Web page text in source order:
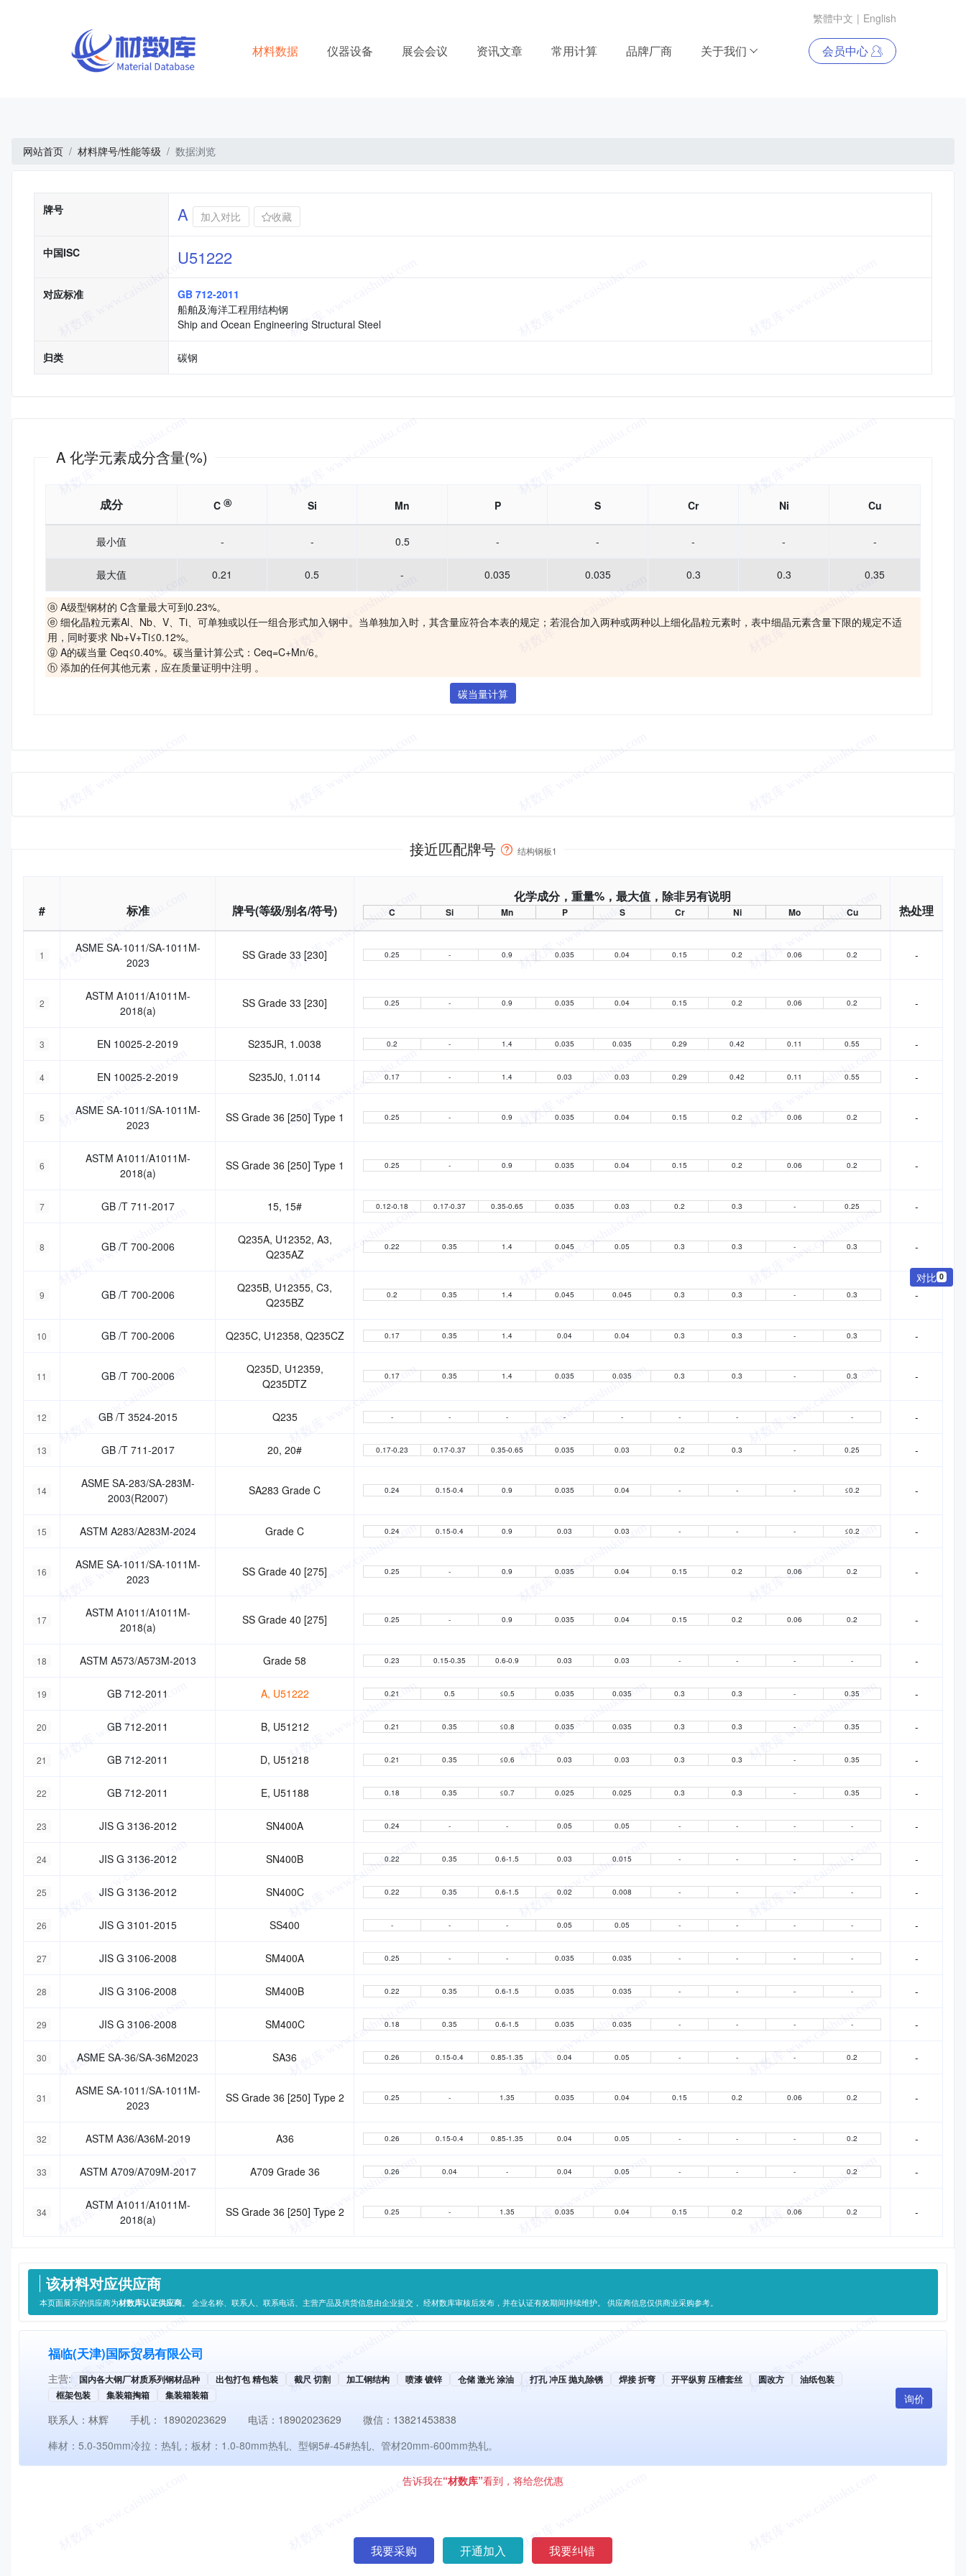
繁體中文 | English
材料数据 仪器设备 展会会议 资讯文章 常用计算 品牌厂商 关于我们 会员中心
网站首页 材料牌号/性能等级 数据浏览
牌号 A 加入对比 收藏
中国ISC U51222
对应标准
GB 712-2011
船舶及海洋工程用结构钢
Ship and Ocean Engineering Structural Steel
归类 碳钢
A 化学元素成分含量(%)
成分 C ⓐ Si Mn P S Cr Ni Cu
最小值 - - 0.5 - - - - -
最大值 0.21 0.5 - 0.035 0.035 0.3 0.3 0.35
ⓐ A级型钢材的 C含量最大可到0.23%。
ⓔ 细化晶粒元素Al、Nb、V、Ti、可单独或以任一组合形式加入钢中。当单独加入时，其含量应符合本表的规定；若混合加入两种或两种以上细化晶粒元素时，表中细晶元素含量下限的规定不适
用，同时要求 Nb+V+Ti≤0.12%。
ⓖ A的碳当量 Ceq≤0.40%。碳当量计算公式：Ceq=C+Mn/6。
ⓗ 添加的任何其他元素，应在质量证明中注明 。
碳当量计算
接近匹配牌号 结构钢板1
# 标准 牌号(等级/别名/符号)
化学成分，重量%，最大值，除非另有说明
C Si Mn P S Cr Ni Mo Cu 热处理
1
ASME SA-1011/SA-1011M-
2023
SS Grade 33 [230] 0.25 - 0.9 0.035 0.04 0.15 0.2 0.06 0.2 -
2
ASTM A1011/A1011M-
2018(a)
SS Grade 33 [230] 0.25 - 0.9 0.035 0.04 0.15 0.2 0.06 0.2 -
3 EN 10025-2-2019 S235JR, 1.0038 0.2 - 1.4 0.035 0.035 0.29 0.42 0.11 0.55 -
4 EN 10025-2-2019 S235J0, 1.0114 0.17 - 1.4 0.03 0.03 0.29 0.42 0.11 0.55 -
5
ASME SA-1011/SA-1011M-
2023
SS Grade 36 [250] Type 1 0.25 - 0.9 0.035 0.04 0.15 0.2 0.06 0.2 -
6
ASTM A1011/A1011M-
2018(a)
SS Grade 36 [250] Type 1 0.25 - 0.9 0.035 0.04 0.15 0.2 0.06 0.2 -
7 GB /T 711-2017 15, 15# 0.12-0.18 0.17-0.37 0.35-0.65 0.035 0.03 0.2 0.3 - 0.25 -
8 GB /T 700-2006
Q235A, U12352, A3,
Q235AZ
0.22 0.35 1.4 0.045 0.05 0.3 0.3 - 0.3 -
9 GB /T 700-2006
Q235B, U12355, C3,
Q235BZ
0.2 0.35 1.4 0.045 0.045 0.3 0.3 - 0.3 -
10 GB /T 700-2006 Q235C, U12358, Q235CZ 0.17 0.35 1.4 0.04 0.04 0.3 0.3 - 0.3 -
11 GB /T 700-2006
Q235D, U12359,
Q235DTZ
0.17 0.35 1.4 0.035 0.035 0.3 0.3 - 0.3 -
12 GB /T 3524-2015 Q235 - - - - - - - - - -
13 GB /T 711-2017 20, 20# 0.17-0.23 0.17-0.37 0.35-0.65 0.035 0.03 0.2 0.3 - 0.25 -
14
ASME SA-283/SA-283M-
2003(R2007)
SA283 Grade C 0.24 0.15-0.4 0.9 0.035 0.04 - - - ≤0.2 -
15 ASTM A283/A283M-2024 Grade C 0.24 0.15-0.4 0.9 0.03 0.03 - - - ≤0.2 -
16
ASME SA-1011/SA-1011M-
2023
SS Grade 40 [275] 0.25 - 0.9 0.035 0.04 0.15 0.2 0.06 0.2 -
17
ASTM A1011/A1011M-
2018(a)
SS Grade 40 [275] 0.25 - 0.9 0.035 0.04 0.15 0.2 0.06 0.2 -
18 ASTM A573/A573M-2013 Grade 58 0.23 0.15-0.35 0.6-0.9 0.03 0.03 - - - - -
19 GB 712-2011 A, U51222 0.21 0.5 ≤0.5 0.035 0.035 0.3 0.3 - 0.35 -
20 GB 712-2011 B, U51212 0.21 0.35 ≤0.8 0.035 0.035 0.3 0.3 - 0.35 -
21 GB 712-2011 D, U51218 0.21 0.35 ≤0.6 0.03 0.03 0.3 0.3 - 0.35 -
22 GB 712-2011 E, U51188 0.18 0.35 ≤0.7 0.025 0.025 0.3 0.3 - 0.35 -
23 JIS G 3136-2012 SN400A 0.24 - - 0.05 0.05 - - - - -
24 JIS G 3136-2012 SN400B 0.22 0.35 0.6-1.5 0.03 0.015 - - - - -
25 JIS G 3136-2012 SN400C 0.22 0.35 0.6-1.5 0.02 0.008 - - - - -
26 JIS G 3101-2015 SS400 - - - 0.05 0.05 - - - - -
27 JIS G 3106-2008 SM400A 0.25 - - 0.035 0.035 - - - - -
28 JIS G 3106-2008 SM400B 0.22 0.35 0.6-1.5 0.035 0.035 - - - - -
29 JIS G 3106-2008 SM400C 0.18 0.35 0.6-1.5 0.035 0.035 - - - - -
30 ASME SA-36/SA-36M2023 SA36 0.26 0.15-0.4 0.85-1.35 0.04 0.05 - - - 0.2 -
31
ASME SA-1011/SA-1011M-
2023
SS Grade 36 [250] Type 2 0.25 - 1.35 0.035 0.04 0.15 0.2 0.06 0.2 -
32 ASTM A36/A36M-2019 A36 0.26 0.15-0.4 0.85-1.35 0.04 0.05 - - - 0.2 -
33 ASTM A709/A709M-2017 A709 Grade 36 0.26 0.04 - 0.04 0.05 - - - 0.2 -
34
ASTM A1011/A1011M-
2018(a)
SS Grade 36 [250] Type 2 0.25 - 1.35 0.035 0.04 0.15 0.2 0.06 0.2 -
供应信息
该材料对应供应商
本页面展示的供应商为材数库认证供应商 。 企业名称、联系人、联系电话、主营产品及供货信息由企业提交， 经材数库审核后发布，并在认证有效期间持续维护。 供应商信息仅供商业采购参考。
福临(天津)国际贸易有限公司
主营: 国内各大钢厂材质系列钢材品种 出包打包 精包装 截尺 切割 加工钢结构 喷漆 镀锌 仓储 激光 涂油 打孔 冲压 抛丸除锈 焊接 折弯 开平纵剪 压槽套丝 圆改方
油纸包装
框架包装
集装箱掏箱 集装箱装箱
联系人： 林辉 手机： 18902023629 电话： 18902023629 微信： 13821453838
棒材：5.0-350mm冷拉：热轧；板材：1.0-80mm热轧、型钢5#-45#热轧、管材20mm-600mm热轧。
询价
告诉我在“材数库”看到，将给您优惠
我要采购 开通加入 我要纠错
对比 0